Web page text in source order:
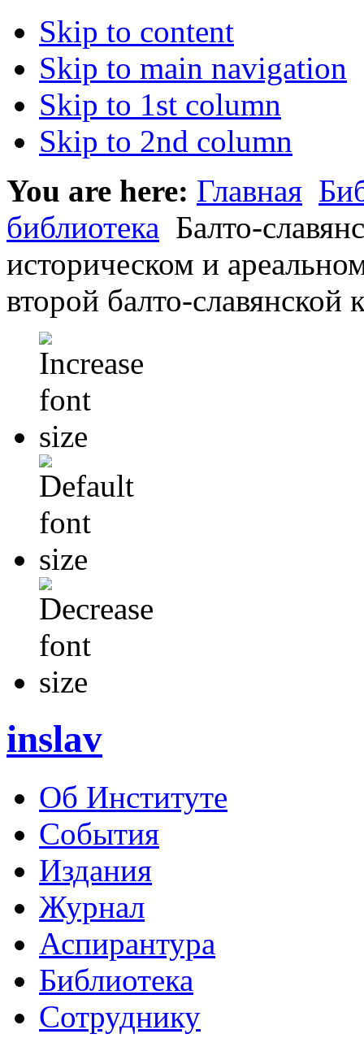
Skip to content
Skip to main navigation
Skip to 1st column
Skip to 2nd column
You are here: Главная
библиотека Балто-
историческом и
второй балто-
inslav
Об Институте
События
Издания
Журнал
Аспирантура
Библиотека
Сотруднику